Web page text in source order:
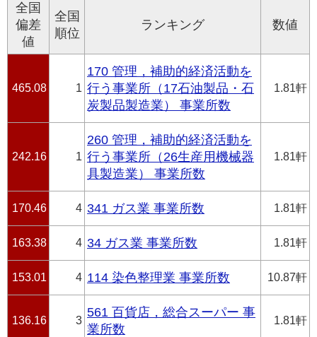
全国
偏差
値
全国
順位
ランキング 数値
465.08 1
170 管理，補助的経済活動を
行う事業所（17石油製品・石
炭製品製造業） 事業所数
1.81軒
242.16 1
260 管理，補助的経済活動を
行う事業所（26生産用機械器
具製造業） 事業所数
1.81軒
170.46 4 341 ガス業 事業所数 1.81軒
163.38 4 34 ガス業 事業所数 1.81軒
153.01 4 114 染色整理業 事業所数 10.87軒
136.16 3
561 百貨店，総合スーパー 事
業所数
1.81軒